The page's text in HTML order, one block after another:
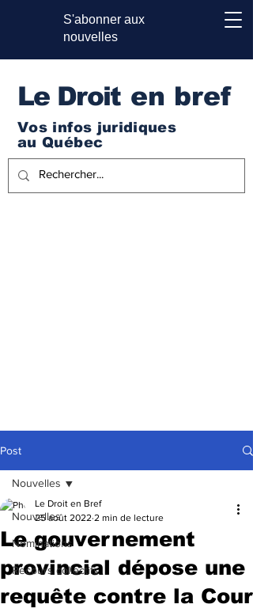
S'abonner aux
nouvelles
Le Droit en bref
Vos infos juridiques
au Québec
Post
Nouvelles
Nominations
Recours collectifs
Nouvelles
Le gouvernement
provincial dépose une
requête contre la Cour
Le Droit en Bref
25 août 2022 2 min de lecture